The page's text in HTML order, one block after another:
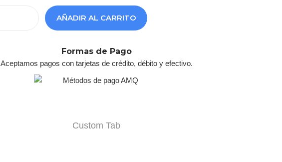
AÑADIR AL CARRITO
Formas de Pago
Aceptamos pagos con tarjetas de crédito, débito y efectivo.
Custom Tab